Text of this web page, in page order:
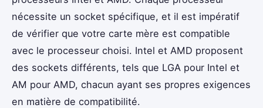
nécessite un socket spécifique, et il est impératif
de vérifier que votre carte mère est compatible
avec le processeur choisi. Intel et AMD proposent
des sockets différents, tels que LGA pour Intel et
AM pour AMD, chacun ayant ses propres exigences
en matière de compatibilité.